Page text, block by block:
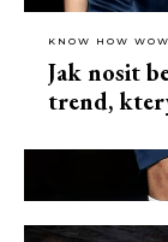
KNOW HOW WOW
Jak nosit
trend,